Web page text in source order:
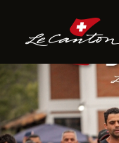
28/